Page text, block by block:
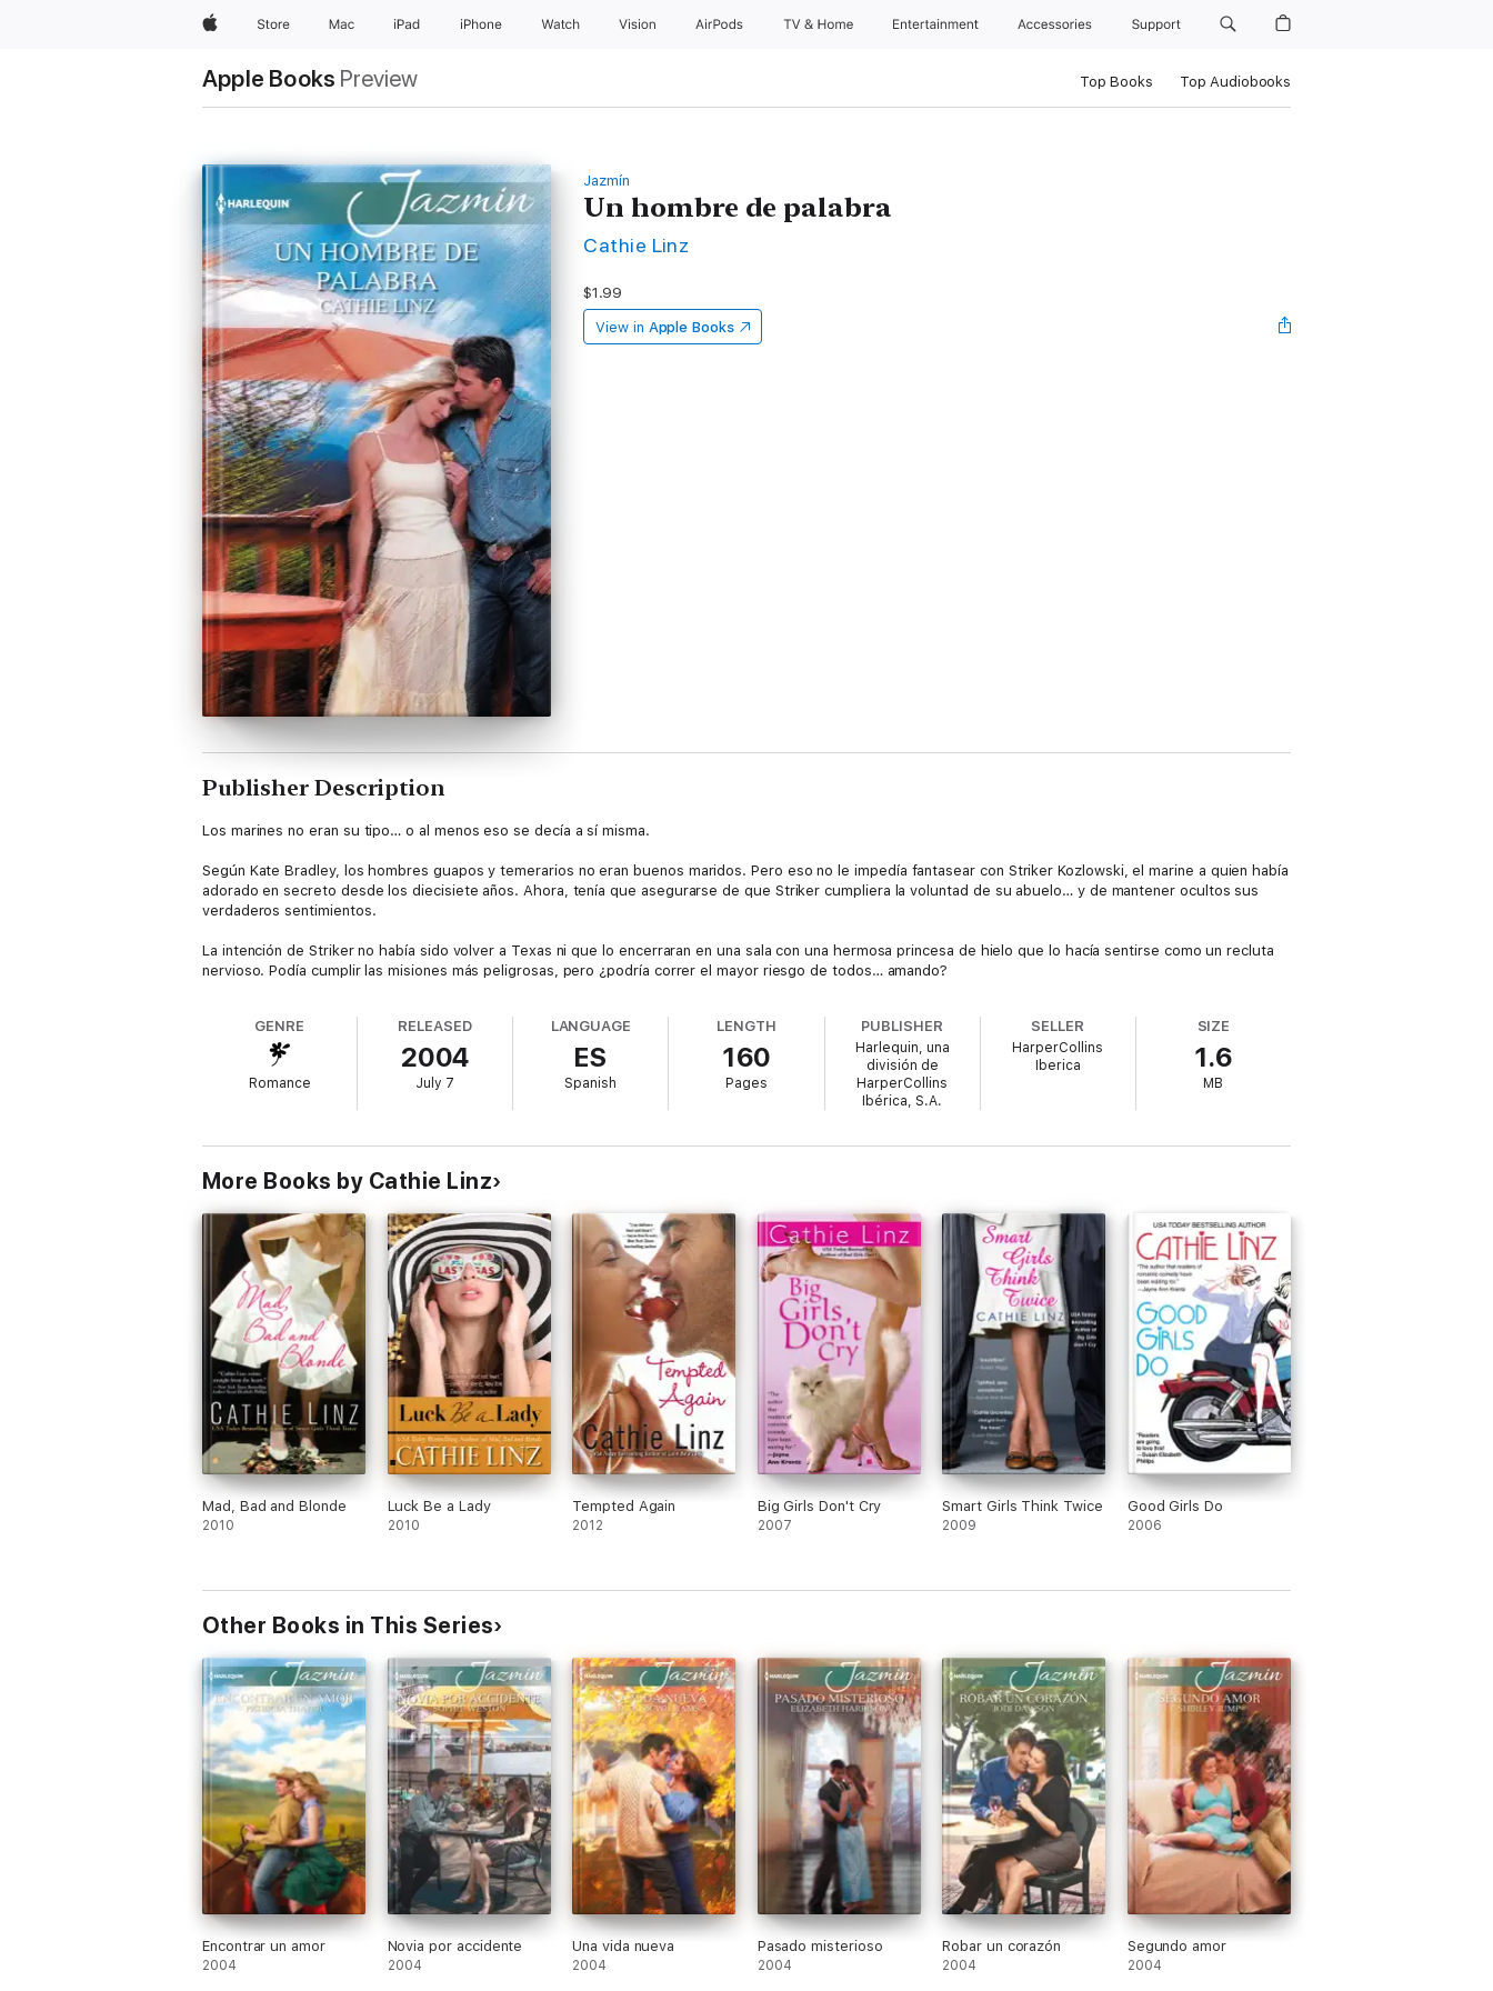
AppleStore Mac iPad iPhone Watch Vision AirPods TV & Home Entertainment Accessories Support
Apple Books Preview Top Books Top Audiobooks
Jazmín
Un hombre de palabra
Cathie Linz
$1.99
View in Apple Books
Publisher Description
Los marines no eran su tipo… o al menos eso se decía a sí misma.
Según Kate Bradley, los hombres guapos y temerarios no eran buenos maridos. Pero eso no le impedía fantasear con Striker Kozlowski, el marine a quien había
adorado en secreto desde los diecisiete años. Ahora, tenía que asegurarse de que Striker cumpliera la voluntad de su abuelo… y de mantener ocultos sus
verdaderos sentimientos.
La intención de Striker no había sido volver a Texas ni que lo encerraran en una sala con una hermosa princesa de hielo que lo hacía sentirse como un recluta
nervioso. Podía cumplir las misiones más peligrosas, pero ¿podría correr el mayor riesgo de todos… amando?
GENRE
Romance
RELEASED
2004
July 7
LANGUAGE
ES
Spanish
LENGTH
160
Pages
PUBLISHER
Harlequin, una
división de
HarperCollins
Ibérica, S.A.
SELLER
HarperCollins
Iberica
SIZE
1.6
MB
More Books by Cathie Linz
Mad, Bad and Blonde
2010
Luck Be a Lady
2010
Tempted Again
2012
Big Girls Don't Cry
2007
Smart Girls Think Twice
2009
Good Girls Do
2006
Other Books in This Series
Encontrar un amor
2004
Novia por accidente
2004
Una vida nueva
2004
Pasado misterioso
2004
Robar un corazón
2004
Segundo amor
2004